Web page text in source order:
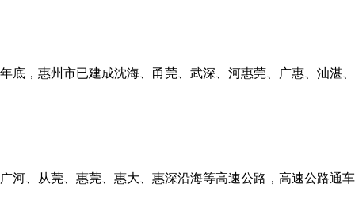
年底，惠州市已建成沈海、甬莞、武深、河惠莞、广惠、汕湛、
广河、从莞、惠莞、惠大、惠深沿海等高速公路，高速公路通车